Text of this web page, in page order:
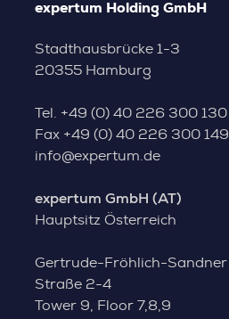
expertum Holding GmbH
Stadthausbrücke 1-3
20355 Hamburg
Tel. +49 (0) 40 226 300 130
Fax +49 (0) 40 226 300 149
info@expertum.de
expertum GmbH (AT)
Hauptsitz Österreich
Gertrude-Fröhlich-Sandner
Straße 2-4
Tower 9, Floor 7,8,9